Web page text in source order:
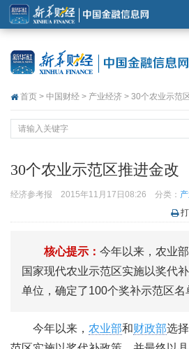
首页 > 中国财经 > 产业经济 > 30个农业示范
30个农业示范区推进金改
经济参考报 2015年11月17日08:26 分类：
核心提示： 今年以来，农业
国家现代农业示范区实施以奖代
单位，确定了100个奖补示范区名
今年以来， 农业部和财政部选